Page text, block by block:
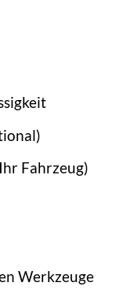
Fahrzeug)
Werkzeuge